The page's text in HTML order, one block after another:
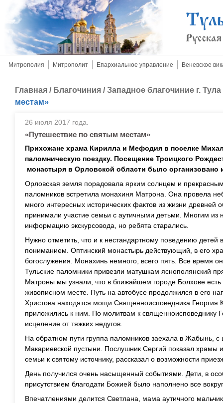
Митрополия Митрополит Епархиальное управление Веневское
Главная / Благочиния /Западное благочиние г. Тула
местам»
26 июля 2017 года.
«Путешествие по святым местам»
Прихожане храма Кирилла и Мефодия в поселке
паломническую поездку. Посещение Троицкого
монастыря в Орловской области было организовано
Орловская земля порадовала ярким солнцем и
паломников встретила монахиня Матрона. Она провела
много интересных исторических фактов из жизни древней
принимали участие семьи с аутичными детьми. Многим из
информацию экскурсовода, но ребята старались.
Нужно отметить, что и к нестандартному поведению детей
пониманием. Оптинский монастырь действующий, в его
богослужения. Монахинь немного, всего пять. Все время
Тульские паломники привезли матушкам яснополянский
Матроны мы узнали, что в ближайшем городе Болхове
живописном месте. Путь на автобусе продолжился в его
Христова находятся мощи Священноисповедника Георгия
приложились к ним. По молитвам к священноисповеднику
исцеление от тяжких недугов.
На обратном пути группа паломников заехала в Жабынь,
Макариевской пустыни. Послушник Сергий показал храмы
семьи к святому источнику, рассказал о возможности
День получился очень насыщенный событиями. Дети, в
присутствием благодати Божией было наполнено все
Впечатлениями делится Светлана, мама аутичного